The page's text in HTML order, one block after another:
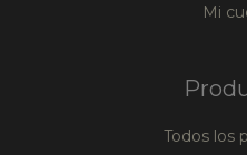
Mi
Todos los